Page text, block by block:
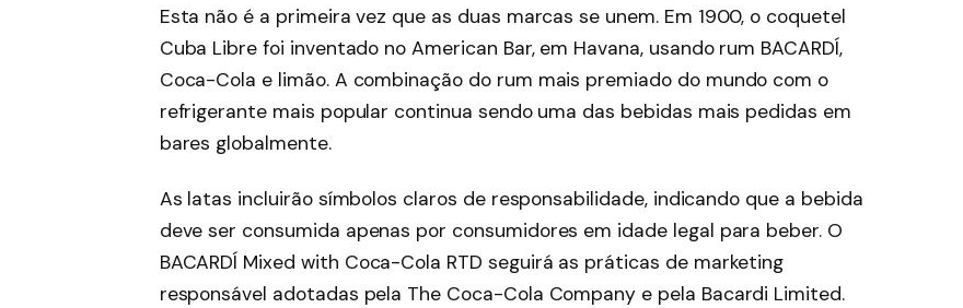
Esta não é a primeira vez que as duas marcas se unem. Em 1900, o coquetel
Cuba Libre foi inventado no American Bar, em Havana, usando rum BACARDÍ,
Coca-Cola e limão. A combinação do rum mais premiado do mundo com o
refrigerante mais popular continua sendo uma das bebidas mais pedidas em
bares globalmente.
As latas incluirão símbolos claros de responsabilidade, indicando que a bebida
deve ser consumida apenas por consumidores em idade legal para beber. O
BACARDÍ Mixed with Coca-Cola RTD seguirá as práticas de marketing
responsável adotadas pela The Coca-Cola Company e pela Bacardi Limited.